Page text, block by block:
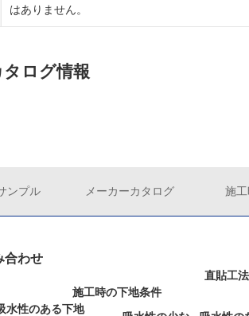
はありません。
ログ情報
ンプル メーカーカタログ 施
合わせ
直貼工
施工時の下地条件
水性のある下地